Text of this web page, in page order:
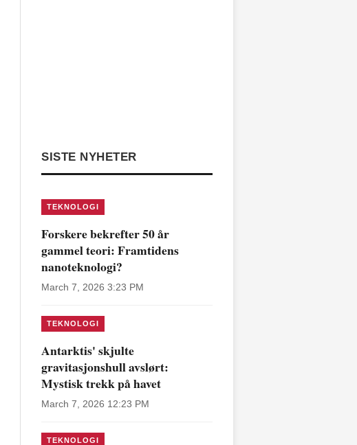
SISTE NYHETER
TEKNOLOGI
Forskere bekrefter 50 år
gammel teori: Framtidens
nanoteknologi?
March 7, 2026 3:23 PM
TEKNOLOGI
Antarktis' skjulte
gravitasjonshull avslørt:
Mystisk trekk på havet
March 7, 2026 12:23 PM
TEKNOLOGI